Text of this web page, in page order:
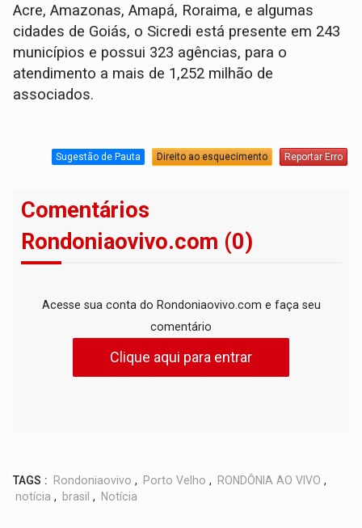
Acre, Amazonas, Amapá, Roraima, e algumas
cidades de Goiás, o Sicredi está presente em 243
municípios e possui 323 agências, para o
atendimento a mais de 1,252 milhão de
associados.
Sugestão de Pauta Direito ao esquecimento Reportar Erro
Comentários
Rondoniaovivo.com (0)
Acesse sua conta do Rondoniaovivo.com e faça seu
comentário
Clique aqui para entrar
TAGS : Rondoniaovivo , Porto Velho , RONDÔNIA AO VIVO ,
notícia , brasil , Notícia